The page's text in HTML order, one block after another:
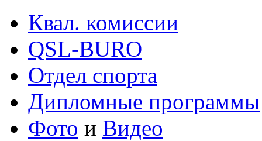
Квал. комиссии
QSL-BURO
Отдел спорта
Дипломные программы
Фото и Видео